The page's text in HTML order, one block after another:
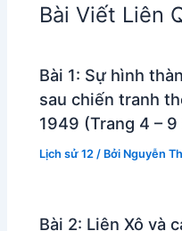
Bài Viết Liên
Bài 1: Sự hình
sau chiến tranh
1949 (Trang 4 – 9
Lịch sử 12 / Bởi Nguyễn
Bài 2: Liên Xô và